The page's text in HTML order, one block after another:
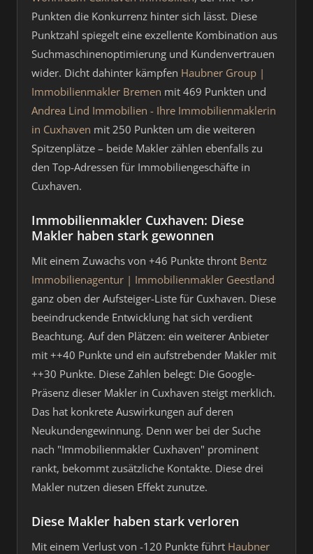
Punkten die Konkurrenz hinter sich lässt. Diese
Punktzahl spiegelt eine exzellente Kombination aus
Suchmaschinenoptimierung und Kundenvertrauen
wider. Dicht dahinter kämpfen Haubner Group |
Immobilienmakler Bremen mit 469 Punkten und
Andrea Lind Immobilien - Ihre Immobilienmaklerin
in Cuxhaven mit 250 Punkten um die weiteren
Spitzenplätze – beide Makler zählen ebenfalls zu
den Top-Adressen für Immobiliengeschäfte in
Cuxhaven.
Immobilienmakler Cuxhaven: Diese
Makler haben stark gewonnen
Mit einem Zuwachs von +46 Punkte thront Bentz
Immobilienagentur | Immobilienmakler Geestland
ganz oben der Aufsteiger-Liste für Cuxhaven. Diese
beeindruckende Entwicklung hat sich verdient
Beachtung. Auf den Plätzen: ein weiterer Anbieter
mit ++40 Punkte und ein aufstrebender Makler mit
++30 Punkte. Diese Zahlen belegt: Die Google-
Präsenz dieser Makler in Cuxhaven steigt merklich.
Das hat konkrete Auswirkungen auf deren
Neukundengewinnung. Denn wer bei der Suche
nach "Immobilienmakler Cuxhaven" prominent
rankt, bekommt zusätzliche Kontakte. Diese drei
Makler nutzen diesen Effekt zunutze.
Diese Makler haben stark verloren
Mit einem Verlust von -120 Punkte führt Haubner